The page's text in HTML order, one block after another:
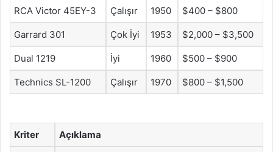
RCA Victor 45EY-3 Çalışır 1950 $400 – $800
Garrard 301 Çok İyi 1953 $2,000 – $3,500
Dual 1219 İyi 1960 $500 – $900
Technics SL-1200 Çalışır 1970 $800 – $1,500
Kriter Açıklama